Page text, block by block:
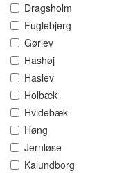
Dragsholm
Fuglebjerg
Gørlev
Hashøj
Haslev
Holbæk
Hvidebæk
Høng
Jernløse
Kalundborg